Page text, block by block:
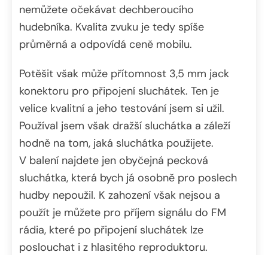
nemůžete očekávat dechberoucího
hudebníka. Kvalita zvuku je tedy spíše
průměrná a odpovídá ceně mobilu.
Potěšit však může přítomnost 3,5 mm jack
konektoru pro připojení sluchátek. Ten je
velice kvalitní a jeho testování jsem si užil.
Používal jsem však dražší sluchátka a záleží
hodně na tom, jaká sluchátka použijete.
V balení najdete jen obyčejná pecková
sluchátka, která bych já osobně pro poslech
hudby nepoužil. K zahození však nejsou a
použít je můžete pro příjem signálu do FM
rádia, které po připojení sluchátek lze
poslouchat i z hlasitého reproduktoru.